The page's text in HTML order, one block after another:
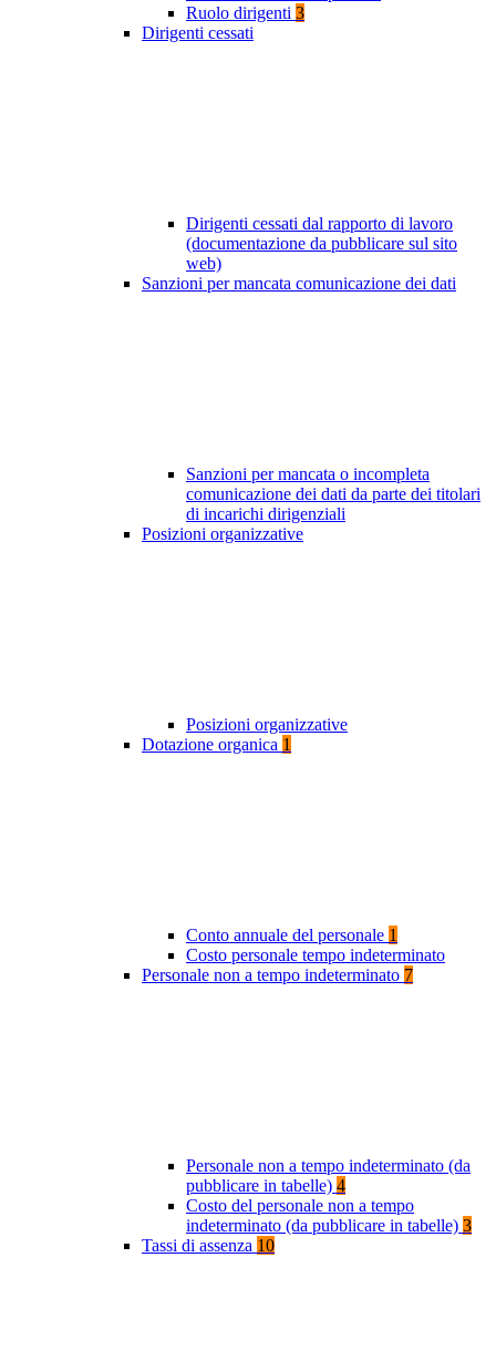
Ruolo dirigenti 3
Dirigenti cessati
Dirigenti cessati dal rapporto di lavoro
(documentazione da pubblicare sul sito
web)
Sanzioni per mancata comunicazione dei dati
Sanzioni per mancata o incompleta
comunicazione dei dati da parte dei titolari
di incarichi dirigenziali
Posizioni organizzative
Posizioni organizzative
Dotazione organica 1
Conto annuale del personale 1
Costo personale tempo indeterminato
Personale non a tempo indeterminato 7
Personale non a tempo indeterminato (da
pubblicare in tabelle) 4
Costo del personale non a tempo
indeterminato (da pubblicare in tabelle) 3
Tassi di assenza 10